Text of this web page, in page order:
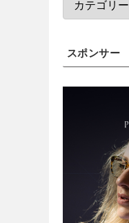
スポンサー